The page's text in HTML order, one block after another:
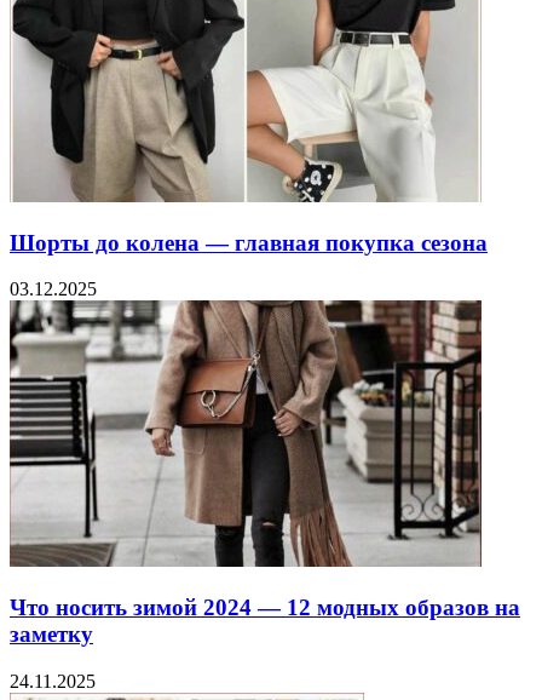
Шорты до колена — главная покупка сезона
03.12.2025
Что носить зимой 2024 — 12 модных образов на
заметку
24.11.2025